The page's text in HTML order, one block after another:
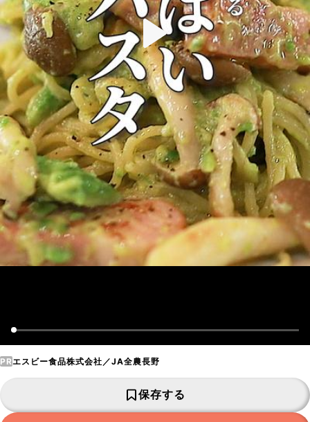
PRエスビー食品株式会社／JA全農長野
保存する